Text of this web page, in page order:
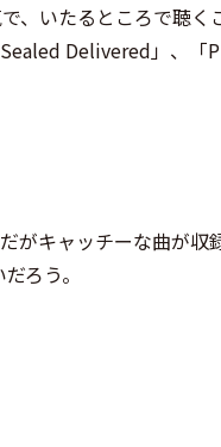
、いたるところで聴く
Delivered」、「
がキャッチーな曲が収
ろう。